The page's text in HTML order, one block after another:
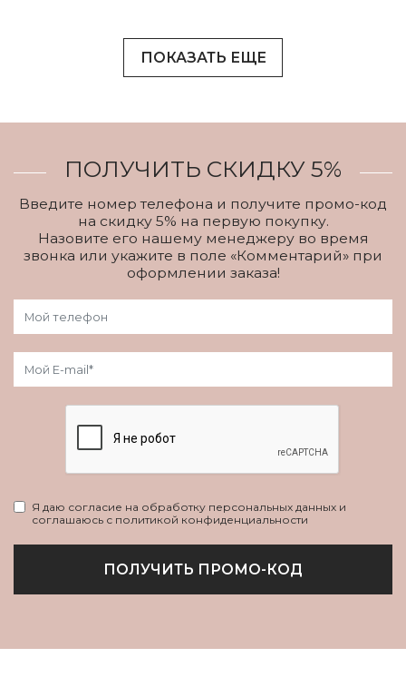
ПОКАЗАТЬ ЕЩЕ
ПОЛУЧИТЬ СКИДКУ 5%
Введите номер телефона и получите промо-код
на скидку 5% на первую покупку.
Назовите его нашему менеджеру во время
звонка или укажите в поле «Комментарий» при
оформлении заказа!
Я даю согласие на обработку персональных данных и
соглашаюсь с политикой конфиденциальности
ПОЛУЧИТЬ ПРОМО-КОД